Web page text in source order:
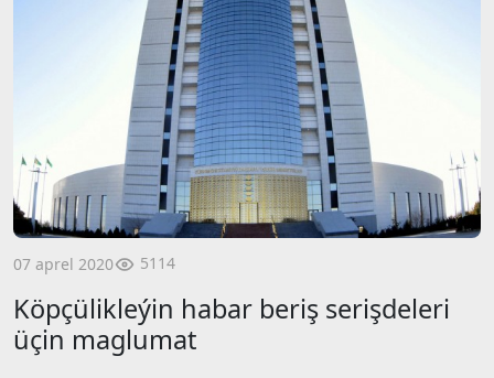
07 aprel 2020 5114
Köpçülikleýin habar beriş serişdeleri
üçin maglumat